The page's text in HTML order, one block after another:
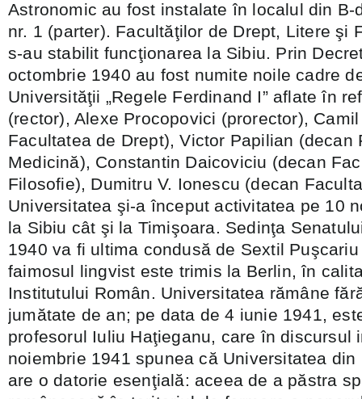
Astronomic au fost instalate în localul din B-
nr. 1 (parter). Facultăţilor de Drept, Litere şi
s-au stabilit funcţionarea la Sibiu. Prin
octombrie 1940 au fost numite noile cadre
Universităţii „Regele Ferdinand I” aflate în
(rector), Alexe Procopovici (prorector),
Facultatea de Drept), Victor Papilian (decan
Medicină), Constantin Daicoviciu (decan
Filosofie), Dumitru V. Ionescu (decan
Universitatea şi-a început activitatea pe 10
la Sibiu cât şi la Timişoara. Sedinţa
1940 va fi ultima condusă de Sextil
faimosul lingvist este trimis la Berlin, în
Institutului Român. Universitatea rămâne
jumătate de an; pe data de 4 iunie 1941,
profesorul Iuliu Haţieganu, care în discursul
noiembrie 1941 spunea că Universitatea
are o datorie esenţială: aceea de a păstra